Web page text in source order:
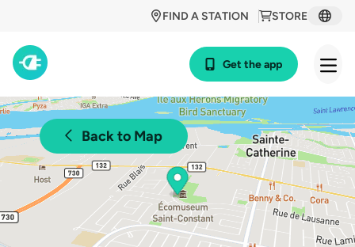
STORE
FIND A STATION
Get the app
Back to Map